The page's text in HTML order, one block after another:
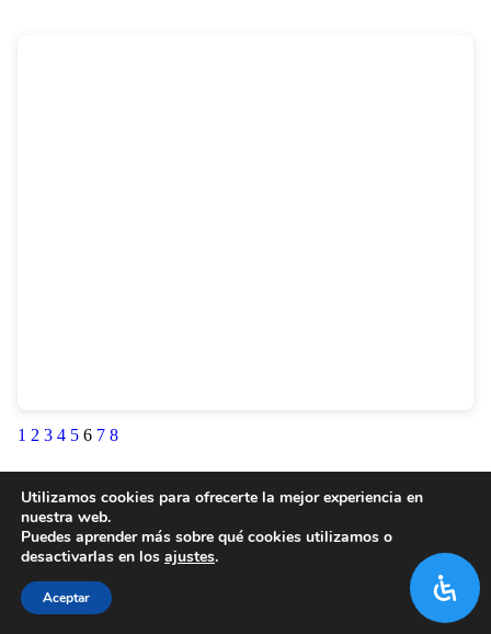
1 2 3 4 5 6 7 8
Utilizamos cookies para ofrecerte la mejor experiencia en
nuestra web.
Puedes aprender más sobre qué cookies utilizamos o
desactivarlas en los ajustes.
Aceptar